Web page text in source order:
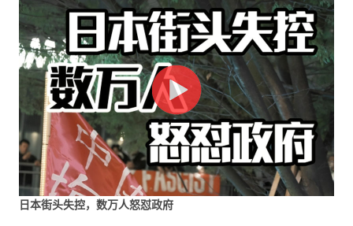
日本街头失控，数万人怒怼政府